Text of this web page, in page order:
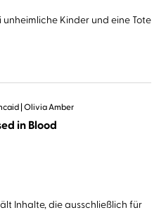
Kinder und eine Tote
Olivia Amber
in Blood
Inhalte, die ausschließlich für